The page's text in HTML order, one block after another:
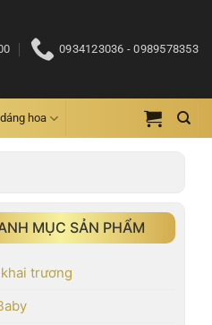
0934123036 - 0989578353
hoa
MỤC SẢN PHẨM
trương